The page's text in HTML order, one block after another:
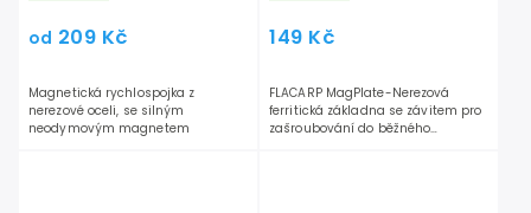
od 209 Kč
Magnetická rychlospojka z
nerezové oceli, se silným
neodymovým magnetem
149 Kč
FLACARP MagPlate-Nerezová
ferritická základna se závitem pro
zašroubování do běžného